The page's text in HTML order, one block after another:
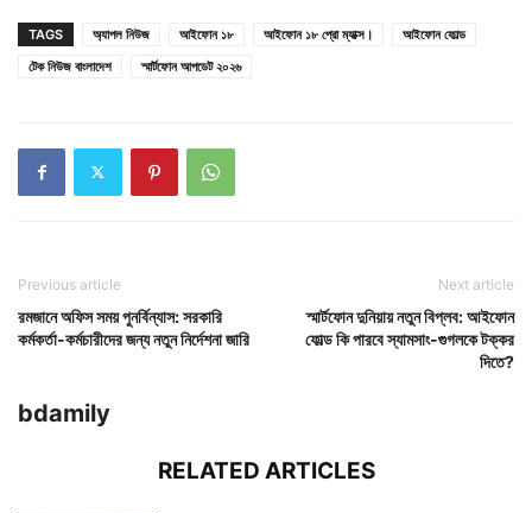
TAGS অ্যাপল নিউজ আইফোন ১৮ আইফোন ১৮ প্রো ম্যাক্স।
আইফোন ফোল্ড
টেক নিউজ বাংলাদেশ
স্মার্টফোন আপডেট ২০২৬
Previous article
রমজানে অফিস সময় পুনর্বিন্যাস: সরকারি
কর্মকর্তা-কর্মচারীদের জন্য নতুন নির্দেশনা জারি
Next article
স্মার্টফোন দুনিয়ায় নতুন বিপ্লব: আইফোন
ফোল্ড কি পারবে স্যামসাং-গুগলকে টক্কর
দিতে?
bdamily
RELATED ARTICLES